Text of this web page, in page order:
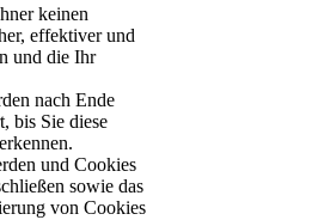
keinen
effektiver und
und die Ihr
nach Ende
bis Sie diese
und Cookies
sowie das
von Cookies